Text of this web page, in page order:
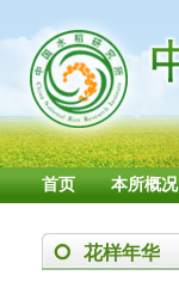
首页 本所概况
花样年华